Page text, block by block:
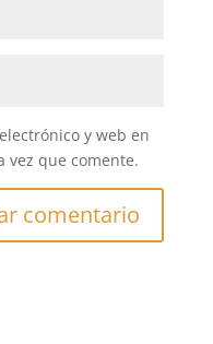
y web en
vez que comente.